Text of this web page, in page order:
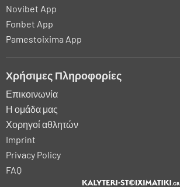
Novibet App
Fonbet App
Pamestoixima App
Χρήσιμες Πληροφορίες
Επικοινωνία
Η ομάδα μας
Χορηγοί αθλητών
Imprint
Privacy Policy
FAQ